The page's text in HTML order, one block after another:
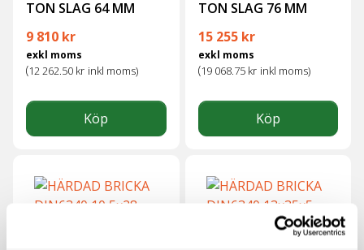
TON SLAG 64 MM
Det ursprungliga priset var: 11 558 kr.
9 810 krDet nuvarande priset är: 9 810 kr.
exkl moms
(12 262.50 kr inkl moms)
Köp
TON SLAG 76 MM
Det ursprungliga priset var:
15 255 krDet nuvarande
exkl moms
(19 068.75 kr inkl moms)
Köp